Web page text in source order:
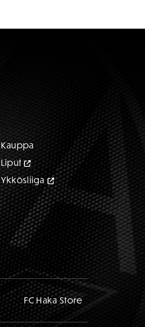
Kauppa
Liput
Ykkösliiga
FC Haka Store